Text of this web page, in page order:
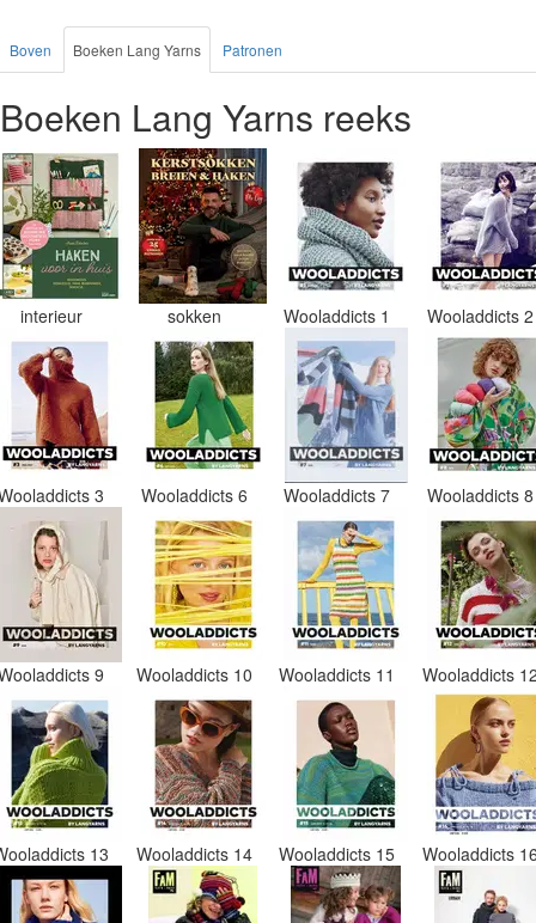
Boven Boeken Lang Yarns Patronen
Boeken Lang Yarns reeks
interieur sokken Wooladdicts 1 Wooladdicts
3 Wooladdicts 6 Wooladdicts 7 Wooladdicts
9 Wooladdicts 10 Wooladdicts 11 Wooladdicts
13 Wooladdicts 14 Wooladdicts 15 Wooladdicts